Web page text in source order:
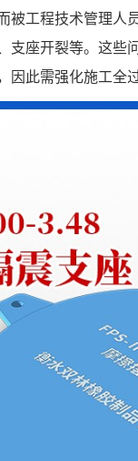
被工程技术管理人
支座开裂等。这些
因此需强化施工全